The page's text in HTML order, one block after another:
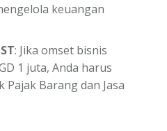
keuangan
: Jika omset bisnis
1 juta, Anda harus
Barang dan Jasa